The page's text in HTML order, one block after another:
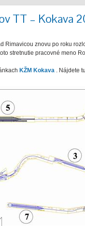
TT – Kokava
Rimavicou znovu po roku
stretnutie pracovné meno
KŽM Kokava . Nájdete